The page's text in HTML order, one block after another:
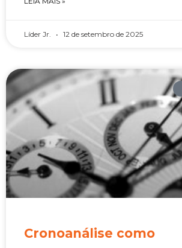
Líder Jr. 12 de setembro de 2025
Cronoanálise como